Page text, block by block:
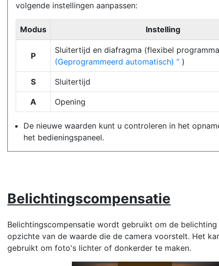
volgende instellingen aanpassen:
Modus Instelling
P
Sluitertijd en diafragma (flexibel
(Geprogrammeerd automatisch)
)
S Sluitertijd
A Opening
De nieuwe waarden kunt u controleren in het
het bedieningspaneel.
Belichtingscompensatie
Belichtingscompensatie wordt gebruikt om de
opzichte van de waarde die de camera voorstelt. Het
gebruikt om foto's lichter of donkerder te maken.